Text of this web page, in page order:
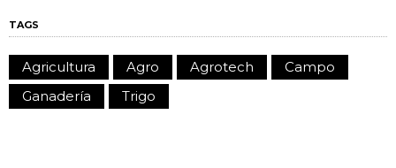
TAGS
Agricultura Agro Agrotech
Campo
Ganadería
Trigo